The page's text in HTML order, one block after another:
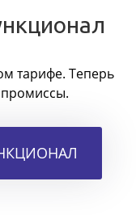
тарифе. Теперь